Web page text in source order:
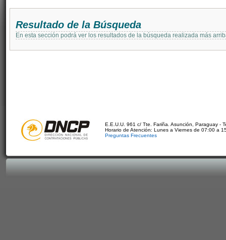
Resultado de la Búsqueda
En esta sección podrá ver los resultados de la búsqueda realizada más
E.E.U.U. 961 c/ Tte. Fariña. Asunción, Paraguay -
Horario de Atención: Lunes a Viernes de 07:00 a
Preguntas Frecuentes